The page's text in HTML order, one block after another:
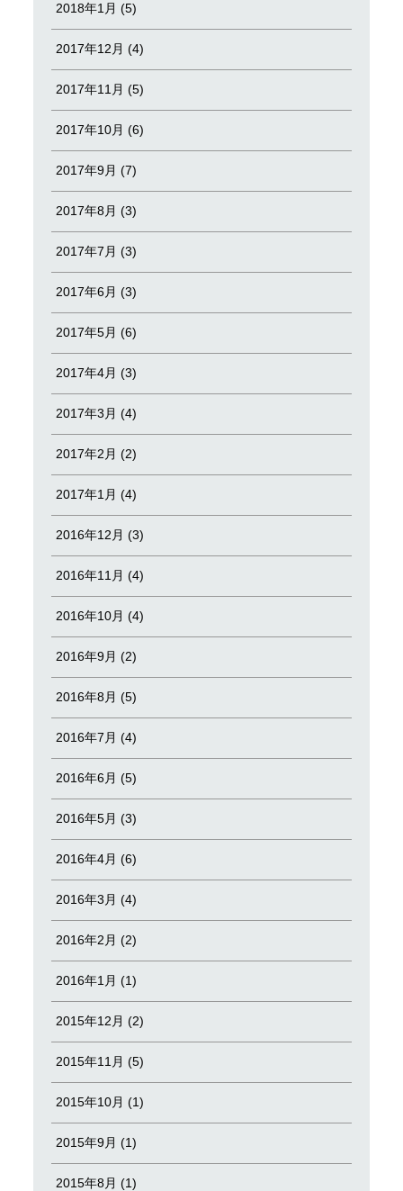
2018年1月 (5)
2017年12月 (4)
2017年11月 (5)
2017年10月 (6)
2017年9月 (7)
2017年8月 (3)
2017年7月 (3)
2017年6月 (3)
2017年5月 (6)
2017年4月 (3)
2017年3月 (4)
2017年2月 (2)
2017年1月 (4)
2016年12月 (3)
2016年11月 (4)
2016年10月 (4)
2016年9月 (2)
2016年8月 (5)
2016年7月 (4)
2016年6月 (5)
2016年5月 (3)
2016年4月 (6)
2016年3月 (4)
2016年2月 (2)
2016年1月 (1)
2015年12月 (2)
2015年11月 (5)
2015年10月 (1)
2015年9月 (1)
2015年8月 (1)